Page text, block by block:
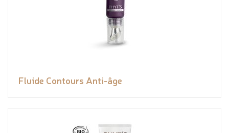
Fluide Contours Anti-âge